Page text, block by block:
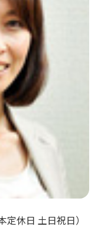
休日 土日祝日）